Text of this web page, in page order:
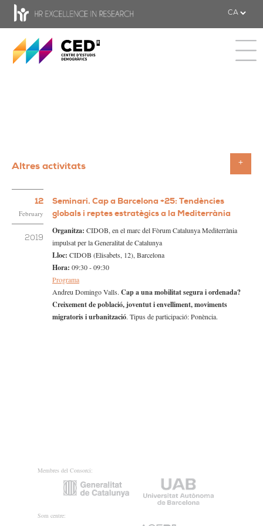
CED - Centre d'estudis Demogràfics
Altres activitats
12
February
2019
Seminari. Cap a Barcelona +25: Tendències
globals i reptes estratègics a la Mediterrània
Organitza: CIDOB, en el marc del Fòrum Catalunya Mediterrània
impulsat per la Generalitat de Catalunya
Lloc: CIDOB (Elisabets, 12), Barcelona
Hora: 09:30 - 09:30
Programa
Andreu Domingo Valls. Cap a una mobilitat segura i ordenada?
Creixement de població, joventut i envelliment, moviments
migratoris i urbanització. Tipus de participació: Ponència.
Membres del Consorci:
Som centre: